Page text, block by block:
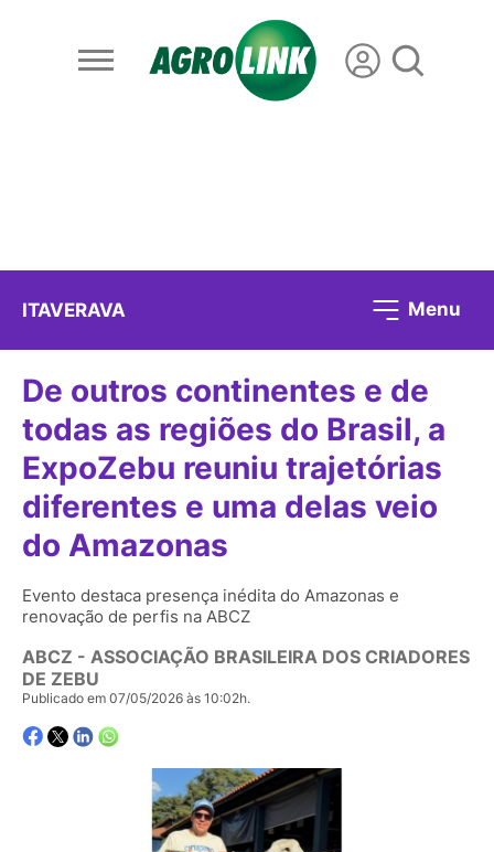
ITAVERAVA Menu
De outros continentes e de
todas as regiões do Brasil, a
ExpoZebu reuniu trajetórias
diferentes e uma delas veio
do Amazonas
Evento destaca presença inédita do Amazonas e
renovação de perfis na ABCZ
ABCZ - ASSOCIAÇÃO BRASILEIRA DOS CRIADORES
DE ZEBU
Publicado em 07/05/2026 às 10:02h.